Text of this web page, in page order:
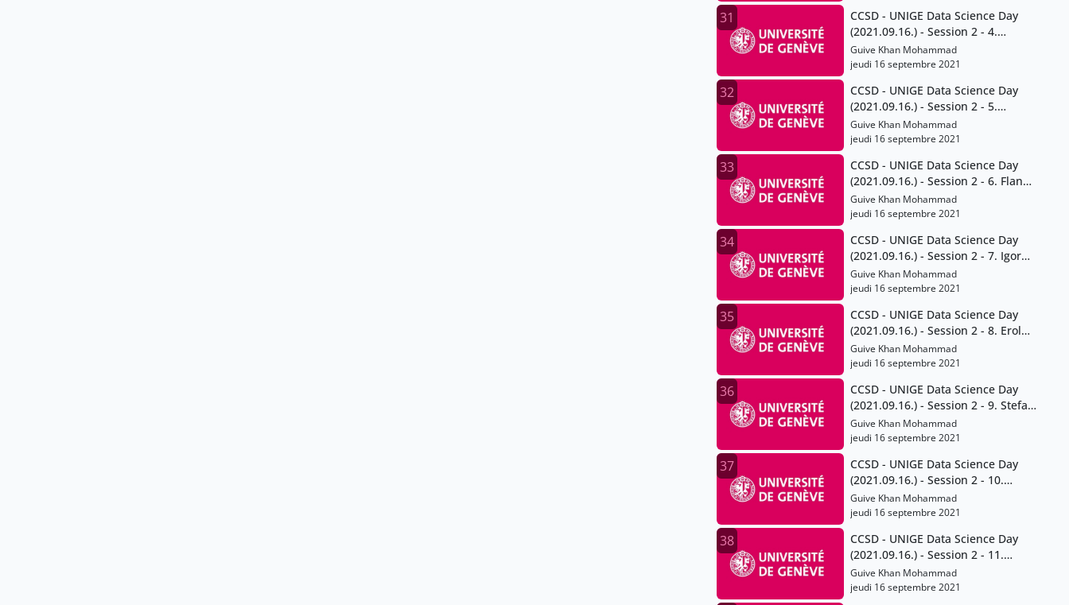
31
CCSD - UNIGE Data Science Day
(2021.09.16.) - Session 2 - 4.
Gregory Giuliani
Guive Khan Mohammad
jeudi 16 septembre 2021
32
CCSD - UNIGE Data Science Day
(2021.09.16.) - Session 2 - 5.
Jonathan Chambers
Guive Khan Mohammad
jeudi 16 septembre 2021
33
CCSD - UNIGE Data Science Day
(2021.09.16.) - Session 2 - 6. Flann
Chambers
Guive Khan Mohammad
jeudi 16 septembre 2021
34
CCSD - UNIGE Data Science Day
(2021.09.16.) - Session 2 - 7. Igor
Mathias
Guive Khan Mohammad
jeudi 16 septembre 2021
35
CCSD - UNIGE Data Science Day
(2021.09.16.) - Session 2 - 8. Erol
Orel
Guive Khan Mohammad
jeudi 16 septembre 2021
36
CCSD - UNIGE Data Science Day
(2021.09.16.) - Session 2 - 9. Stefan
Sperlich
Guive Khan Mohammad
jeudi 16 septembre 2021
37
CCSD - UNIGE Data Science Day
(2021.09.16.) - Session 2 - 10.
Marta Pittavino
Guive Khan Mohammad
jeudi 16 septembre 2021
38
CCSD - UNIGE Data Science Day
(2021.09.16.) - Session 2 - 11.
Francois Grey
Guive Khan Mohammad
jeudi 16 septembre 2021